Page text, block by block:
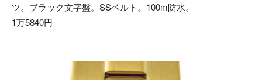
ツ。ブラック文字盤。SSベルト。100m防水。
1万5840円